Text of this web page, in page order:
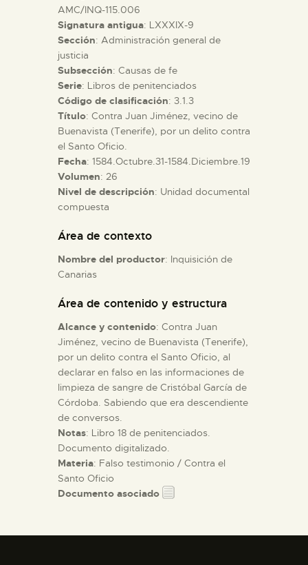
PREPARAR LA VISITA
ACTIVIDADES
█
EL MUSEO
COLECCIONES
AMC/INQ-115.006
Signatura antigua: LXXXIX-9
Sección: Administración general de
justicia
Subsección: Causas de fe
Serie: Libros de penitenciados
Código de clasificación: 3.1.3
Título: Contra Juan Jiménez, vecino de
Buenavista (Tenerife), por un delito contra
el Santo Oficio.
Fecha: 1584.Octubre.31-1584.Diciembre.19
Volumen: 26
Nivel de descripción: Unidad documental
compuesta
Área de contexto
Nombre del productor: Inquisición de
Canarias
Área de contenido y estructura
Alcance y contenido: Contra Juan
Jiménez, vecino de Buenavista (Tenerife),
por un delito contra el Santo Oficio, al
declarar en falso en las informaciones de
limpieza de sangre de Cristóbal García de
Córdoba. Sabiendo que era descendiente
de conversos.
Notas: Libro 18 de penitenciados.
Documento digitalizado.
Materia: Falso testimonio / Contra el
Santo Oficio
Documento asociado